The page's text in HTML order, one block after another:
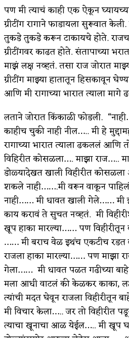
शपथ
पुस्तके बदलायची
किती घोषणांचा पाऊस
कसं हुईन तं हू माय…
काळजाचे प्रेत
आदिवासींचा डॉक्टर,
जोशी
डेंग्यू: ताप उतरला
४ जुलै – इतिहासात
सुवर्ण – झळाळी
‘अर्थ’पूर्ण हास्य
अष्टपैलू : खंडू रांगणेकर
अपूर्ण कथा
बुडीच खटलं –
पण मी त्याचं काही एक ऐकून
ग्रीटींग रागाने फाडायला सुरूवात
तुकडे तुकडे करून टाकायचे होते.
ग्रीटींगवर काढत होते. संतापाच्या
माझं लक्ष नव्हतं. तसा राज जोरात
ग्रीटींग माझ्या हातातून हिसकावून
आणि मी रागाच्या भारात त्याला
लताने जोरात किंकाळी फोडली.
काहीच चुकी नाही नील….. मी हे
रागाच्या भारात त्याला ढकललं आणि
विहिरीत कोसळला…. माझा राज…..
डोळ्यादेखत खाली विहीरीत
शकले नाही…….मी वरून वाकून
नाही…… मी धावत खाली गेले…… मी
काय करावं ते सुचत नव्हतं. मी
खूप हाका मारल्या…… पण
…… मी बराच वेळ इथंच एकटीच
राजला हाका मारल्या…… पण माझा
गेला…… मी धावत पळत गढीच्या
मला आधी वाटलं की केळकर काका,
त्यांची मदत घेवून राजला विहीरीतून
मी विचार केला….. जर तो विहीरीत
त्याचा खूनाचा आळ येईल….. मी खूप